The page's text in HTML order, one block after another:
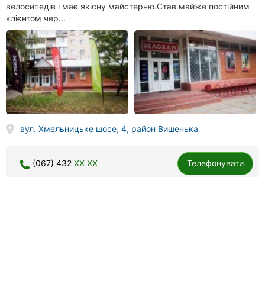
велосипедів і має якісну майстерню.Став майже постійним
клієнтом чер...
вул. Хмельницьке шосе, 4, район Вишенька
(067) 432 XX XX Телефонувати